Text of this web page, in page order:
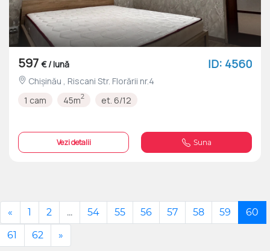
597 € / lună ID: 4560
Chișinău , Riscani Str. Florării nr.4
1 cam
45m2 et. 6/12
Vezi detalii Suna
« 1 2 ... 54 55 56 57 58 59
60
61
62 »